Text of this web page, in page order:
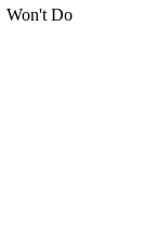
Won't Do